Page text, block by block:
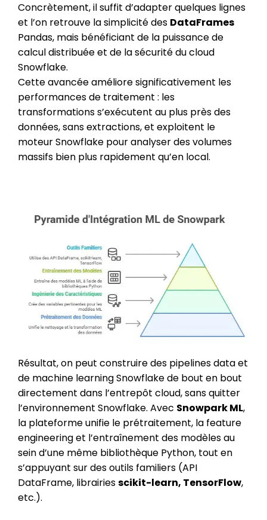
Concrètement, il suffit d’adapter quelques lignes
et l’on retrouve la simplicité des DataFrames
Pandas, mais bénéficiant de la puissance de
calcul distribuée et de la sécurité du cloud
Snowflake.
Cette avancée améliore significativement les
performances de traitement : les
transformations s’exécutent au plus près des
données, sans extractions, et exploitent le
moteur Snowflake pour analyser des volumes
massifs bien plus rapidement qu’en local.
Résultat, on peut construire des pipelines data et
de machine learning Snowflake de bout en bout
directement dans l’entrepôt cloud, sans quitter
l’environnement Snowflake. Avec Snowpark ML,
la plateforme unifie le prétraitement, la feature
engineering et l’entraînement des modèles au
sein d’une même bibliothèque Python, tout en
s’appuyant sur des outils familiers (API
DataFrame, librairiesscikit-learn, TensorFlow,
etc.).